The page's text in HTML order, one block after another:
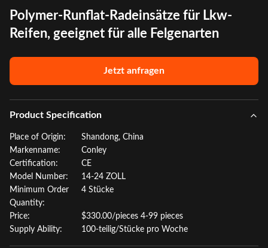
Polymer-Runflat-Radeinsätze für Lkw-
Reifen, geeignet für alle Felgenarten
Jetzt anfragen
Product Specification
Place of Origin:
Shandong, China
Markenname:
Conley
Certification:
CE
Model Number:
14-24 ZOLL
Minimum Order
Quantity:
4 Stücke
Price:
$330.00/pieces 4-99 pieces
Supply Ability:
100-teilig/Stücke pro Woche